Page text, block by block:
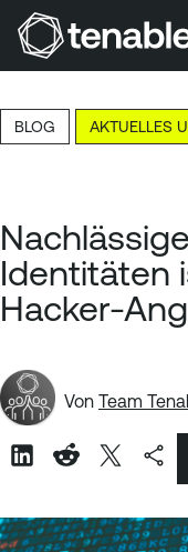
Zum Hauptinhalt
Zur Fußzeile wechseln
BLOG AKTUELLES
Identitäten
Hacker-
Von Team